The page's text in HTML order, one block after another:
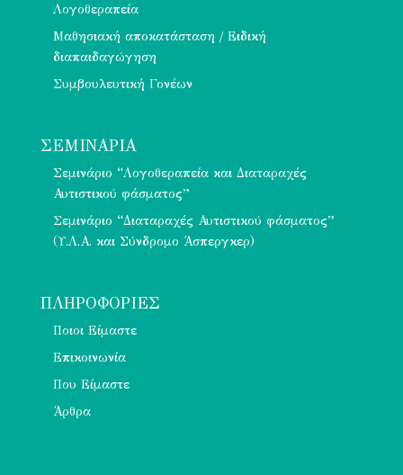
Λογοθεραπεία
Μαθησιακή αποκατάσταση / Ειδική
διαπαιδαγώγηση
Συμβουλευτική Γονέων
ΣΕΜΙΝΑΡΙΑ
Σεμινάριο “Λογοθεραπεία και Διαταραχές
Αυτιστικού φάσματος”
Σεμινάριο “Διαταραχές Αυτιστικού φάσματος”
(Υ.Λ.Α. και Σύνδρομο Άσπεργκερ)
ΠΛΗΡΟΦΟΡΙΕΣ
Ποιοι Είμαστε
Επικοινωνία
Που Είμαστε
Άρθρα